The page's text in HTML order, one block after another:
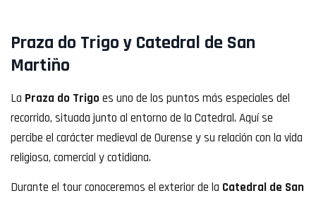
Praza do Trigo y Catedral de San
Martiño
La Praza do Trigoes uno de los puntos más especiales del
recorrido, situada junto al entorno de la Catedral. Aquí se
percibe el carácter medieval de Ourense y su relación con la vida
religiosa, comercial y cotidiana.
Durante el tour conoceremos el exterior de la Catedral de San